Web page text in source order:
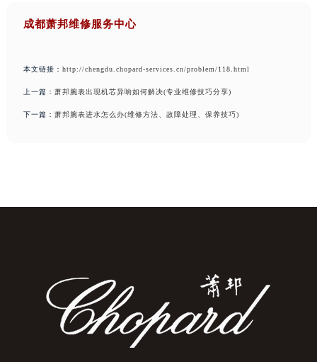
成都萧邦维修服务中心
本文链接： http://chengdu.chopard-services.cn/problem/118.html
上一篇： 萧邦腕表出现机芯异响如何解决(专业维修技巧分享)
下一篇： 萧邦腕表进水怎么办(维修方法、故障处理、保养技巧)